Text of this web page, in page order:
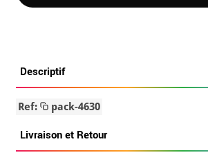
Descriptif
Ref: pack-4630
Livraison et Retour